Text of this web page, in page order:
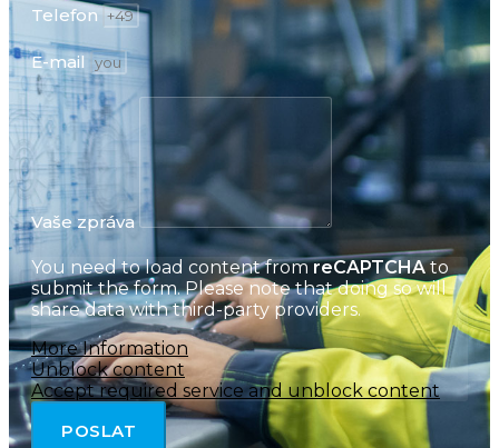
Telefon
E-mail
Vaše zpráva
You need to load content fromreCAPTCHAto
submit the form. Please note that doing so will
share data with third-party providers.
More Information
Unblock content
Accept required service and unblock content
POSLAT